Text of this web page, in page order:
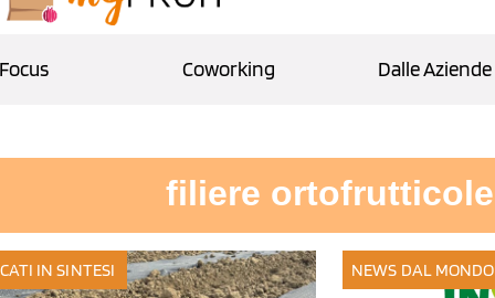
Focus Coworking Dalle Aziende
filiere ortofrutticole
IN SINTESI NEWS DAL MONDO